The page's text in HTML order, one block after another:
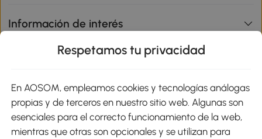
Información de interés
Métodos de Pago
Respetamos tu privacidad
En AOSOM, empleamos cookies y tecnologías análogas
propias y de terceros en nuestro sitio web. Algunas son
esenciales para el correcto funcionamiento de la web,
mientras que otras son opcionales y se utilizan para